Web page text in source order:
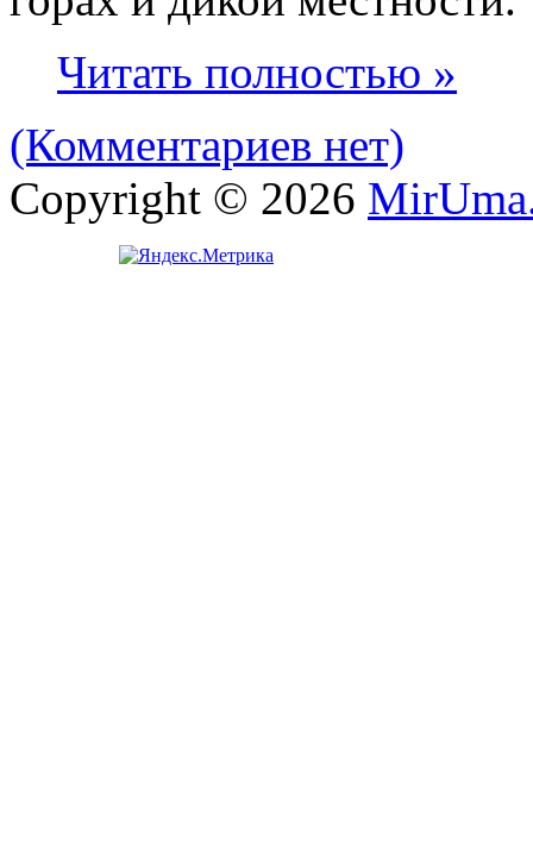
Читать полностью »
(Комментариев нет)
Copyright © 2026